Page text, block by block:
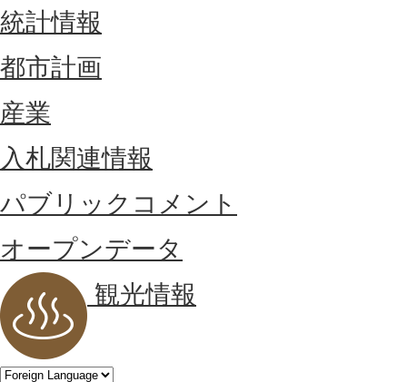
統計情報
都市計画
産業
入札関連情報
パブリックコメント
オープンデータ
観光情報